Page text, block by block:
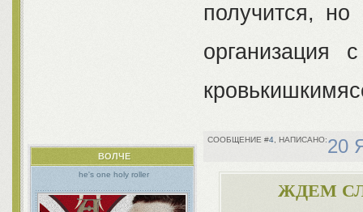
получится,
4 20
ВОЛЧЕ
he's one holy roller
ЖДЕМ